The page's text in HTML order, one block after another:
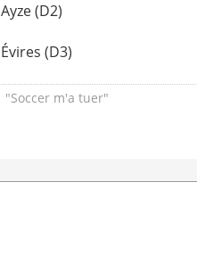
Ayze (D2)
Évires (D3)
"Soccer m'a tuer"